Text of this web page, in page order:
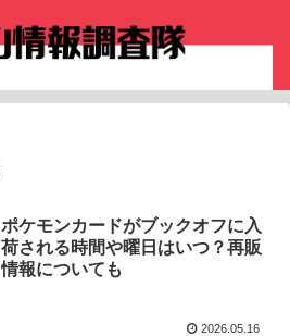
ポケモンカードがブックオフに入
荷される時間や曜日はいつ？再販
情報についても
2026.05.16